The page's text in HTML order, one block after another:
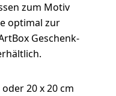
zum Motiv
optimal zur
Geschenk-
20 x 20 cm